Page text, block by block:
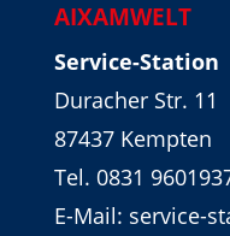
AIXAMWELT
Service-Station
Duracher Str. 11
87437 Kempten
Tel. 0831
E-Mail: service-